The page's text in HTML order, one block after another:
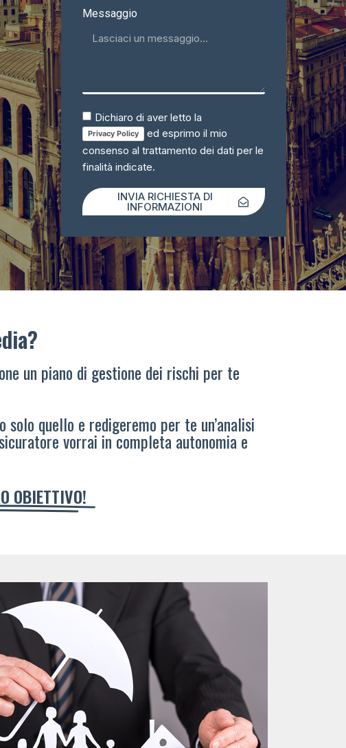
Messaggio
Dichiaro di aver letto la
Privacy Policy
ed esprimo il mio
consenso al trattamento dei dati per le
finalità indicate.
INVIA RICHIESTA DI
INFORMAZIONI
un piano di gestione dei rischi per te
quello e redigeremo per te un’analisi
vorrai in completa autonomia e
OBIETTIVO!